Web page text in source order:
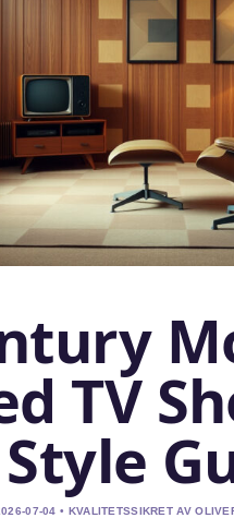
TV
07-04 • KVALITETSSIKRET AV